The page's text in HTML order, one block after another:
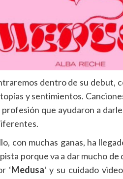
dentro de su debut,
y sentimientos.
que ayudaron a
con muchas ganas, ha
porque va a dar mucho
‘Medusa‘ y su cuidado